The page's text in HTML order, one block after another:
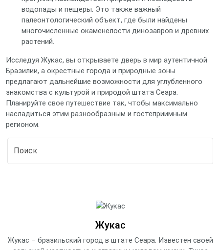
водопады и пещеры. Это также важный
палеонтологический объект, где были найдены
многочисленные окаменелости динозавров и древних
растений.
Исследуя Жукас, вы открываете дверь в мир аутентичной
Бразилии, а окрестные города и природные зоны
предлагают дальнейшие возможности для углубленного
знакомства с культурой и природой штата Сеара.
Планируйте свое путешествие так, чтобы максимально
насладиться этим разнообразным и гостеприимным
регионом.
Жукас
Жукас – бразильский город в штате Сеара. Известен своей